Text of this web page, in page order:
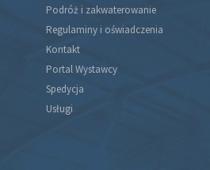
Podróż i zakwaterowanie
Regulaminy i oświadczenia
Kontakt
Portal Wystawcy
Spedycja
Usługi